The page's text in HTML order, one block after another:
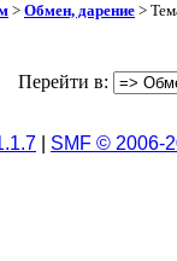
> Обмен, дарение >
Перейти в:
SMF © 2006-